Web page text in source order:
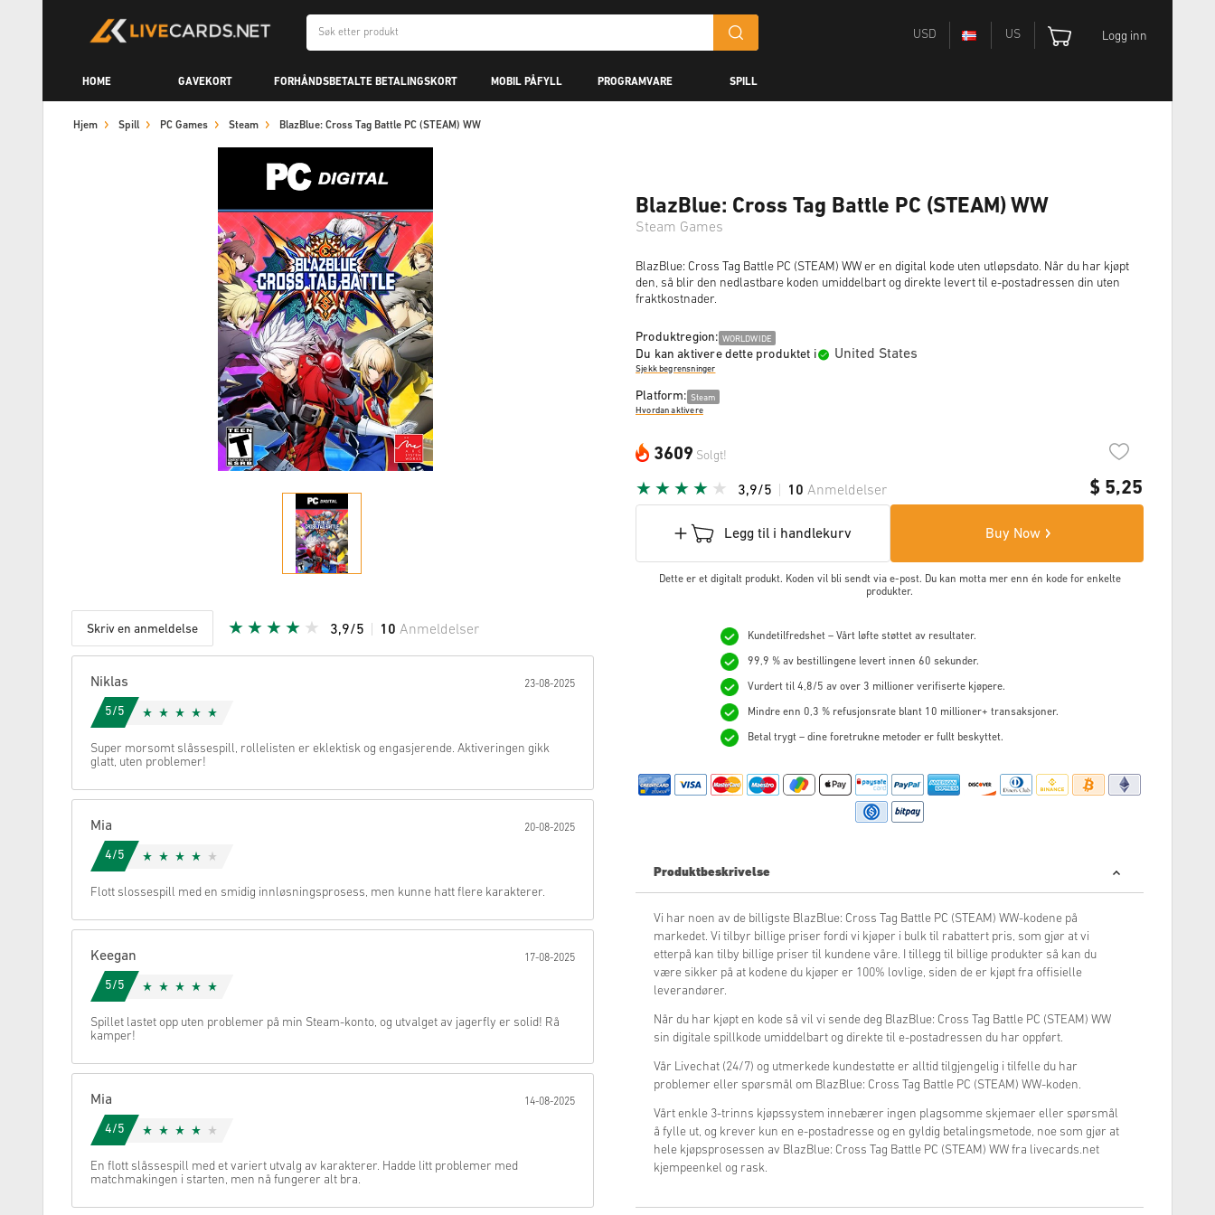
USD US Logg inn
HOME GAVEKORT FORHÅNDSBETALTE BETALINGSKORT MOBIL PÅFYLL PROGRAMVARE SPILL
Hjem Spill PC Games Steam BlazBlue: Cross Tag Battle PC (STEAM) WW
Skriv en anmeldelse 3,9/5 10 Anmeldelser
Avbryt
Niklas 23-08-2025
5/5
Super morsomt slåssespill, rollelisten er eklektisk og engasjerende. Aktiveringen gikk
glatt, uten problemer!
Mia 20-08-2025
4/5
Flott slossespill med en smidig innløsningsprosess, men kunne hatt flere karakterer.
Keegan 17-08-2025
5/5
Spillet lastet opp uten problemer på min Steam-konto, og utvalget av jagerfly er solid! Rå
kamper!
Mia 14-08-2025
4/5
En flott slåssespill med et variert utvalg av karakterer. Hadde litt problemer med
matchmakingen i starten, men nå fungerer alt bra.
BlazBlue: Cross Tag Battle PC (STEAM) WW
Steam Games
BlazBlue: Cross Tag Battle PC (STEAM) WW er en digital kode uten utløpsdato. Når du har kjøpt
den, så blir den nedlastbare koden umiddelbart og direkte levert til e-postadressen din uten
fraktkostnader.
Produktregion: WORLDWIDE
Du kan aktivere dette produktet i United States
Sjekk begrensninger
Platform: Steam
Hvordan aktivere
3609 Solgt!
$ 5,25
3,9/5 10 Anmeldelser
Legg til i handlekurv Buy Now
Dette er et digitalt produkt. Koden vil bli sendt via e-post. Du kan motta mer enn én kode for enkelte
produkter.
Kundetilfredshet – Vårt løfte støttet av resultater.
99,9 % av bestillingene levert innen 60 sekunder.
Vurdert til 4,8/5 av over 3 millioner verifiserte kjøpere.
Mindre enn 0,3 % refusjonsrate blant 10 millioner+ transaksjoner.
Betal trygt – dine foretrukne metoder er fullt beskyttet.
Produktbeskrivelse
Vi har noen av de billigste BlazBlue: Cross Tag Battle PC (STEAM) WW-kodene på
markedet. Vi tilbyr billige priser fordi vi kjøper i bulk til rabattert pris, som gjør at vi
etterpå kan tilby billige priser til kundene våre. I tillegg til billige produkter så kan du
være sikker på at kodene du kjøper er 100% lovlige, siden de er kjøpt fra offisielle
leverandører.
Når du har kjøpt en kode så vil vi sende deg BlazBlue: Cross Tag Battle PC (STEAM) WW
sin digitale spillkode umiddelbart og direkte til e-postadressen du har oppført.
Vår Livechat (24/7) og utmerkede kundestøtte er alltid tilgjengelig i tilfelle du har
problemer eller spørsmål om BlazBlue: Cross Tag Battle PC (STEAM) WW-koden.
Vårt enkle 3-trinns kjøpssystem innebærer ingen plagsomme skjemaer eller spørsmål
å fylle ut, og krever kun en e-postadresse og en gyldig betalingsmetode, noe som gjør at
hele kjøpsprosessen av BlazBlue: Cross Tag Battle PC (STEAM) WW fra livecards.net
kjempeenkel og rask.